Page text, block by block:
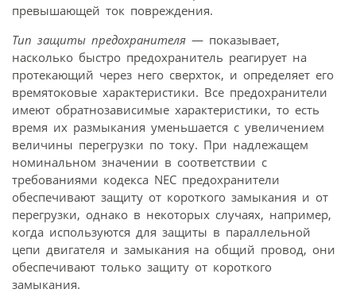
превышающей ток повреждения.
Тип защиты предохранителя — показывает,
насколько быстро предохранитель реагирует на
протекающий через него сверхток, и определяет его
времятоковые характеристики. Все предохранители
имеют обратнозависимые характеристики, то есть
время их размыкания уменьшается с увеличением
величины перегрузки по току. При надлежащем
номинальном значении в соответствии с
требованиями кодекса NEC предохранители
обеспечивают защиту от короткого замыкания и от
перегрузки, однако в некоторых случаях, например,
когда используются для защиты в параллельной
цепи двигателя и замыкания на общий провод, они
обеспечивают только защиту от короткого
замыкания.